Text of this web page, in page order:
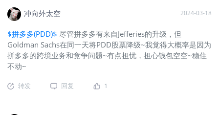
冲向外太空 2024-03-18
$拼多多(PDD)$ 尽管拼多多有来自Jefferies的升级，但
Goldman Sachs在同一天将PDD股票降级~我觉得大概率是因为
拼多多的跨境业务和竞争问题~有点担忧，担心钱包空空~稳住
不动~
转发 回复 1